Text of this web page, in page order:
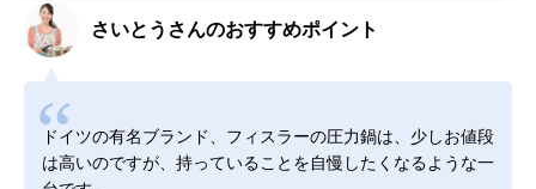
さいとうさんのおすすめポイント
ドイツの有名ブランド、フィスラーの圧力鍋は、少しお値段
は高いのですが、持っていることを自慢したくなるような一